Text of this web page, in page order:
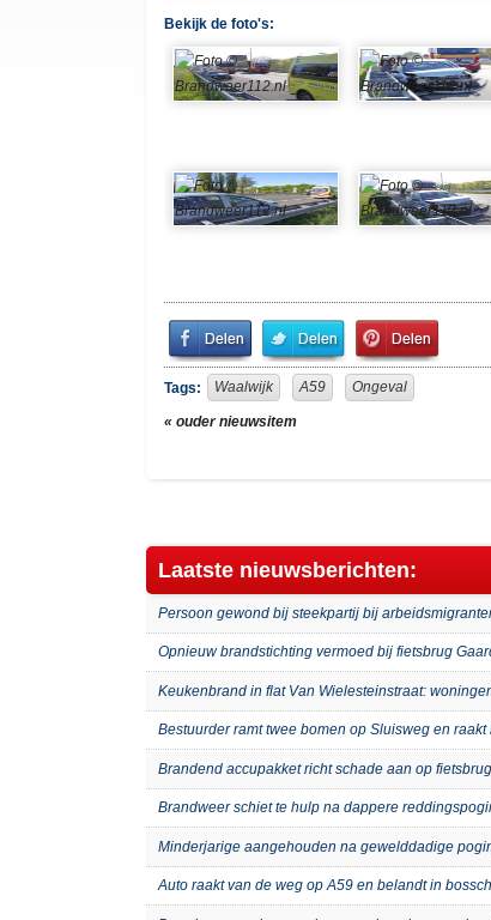
Bekijk de foto's:
Share
on
Facebook
Share
on
Twitter
Pin
It!
Tags:
Waalwijk A59 Ongeval
« ouder nieuwsitem
Laatste nieuwsberichten:
Persoon gewond bij steekpartij bij
Opnieuw brandstichting vermoed bij fietsbrug
Keukenbrand in flat Van Wielesteinstraat:
Bestuurder ramt twee bomen op Sluisweg en
Brandend accupakket richt schade aan op
Brandweer schiet te hulp na dappere
Minderjarige aangehouden na gewelddadige
Auto raakt van de weg op A59 en belandt in